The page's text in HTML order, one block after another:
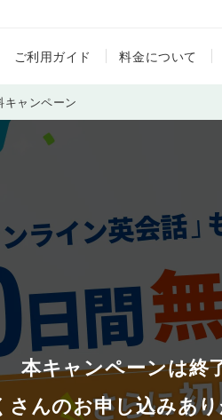
ご利用ガイド 料金について
ャンペーン
本キャンペーンは終
さんのお申し込みあ